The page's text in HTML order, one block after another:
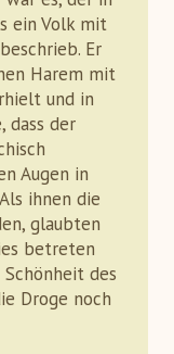
ein Volk mit
Er
Harem mit
und in
dass der
Augen in
ihnen die
glaubten
betreten
des
Droge noch